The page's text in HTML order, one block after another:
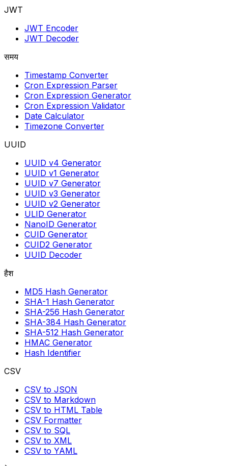
JWT
JWT Encoder
JWT Decoder
समय
Timestamp Converter
Cron Expression Parser
Cron Expression Generator
Cron Expression Validator
Date Calculator
Timezone Converter
UUID
UUID v4 Generator
UUID v1 Generator
UUID v7 Generator
UUID v3 Generator
UUID v2 Generator
ULID Generator
NanoID Generator
CUID Generator
CUID2 Generator
UUID Decoder
हैश
MD5 Hash Generator
SHA-1 Hash Generator
SHA-256 Hash Generator
SHA-384 Hash Generator
SHA-512 Hash Generator
HMAC Generator
Hash Identifier
CSV
CSV to JSON
CSV to Markdown
CSV to HTML Table
CSV Formatter
CSV to SQL
CSV to XML
CSV to YAML